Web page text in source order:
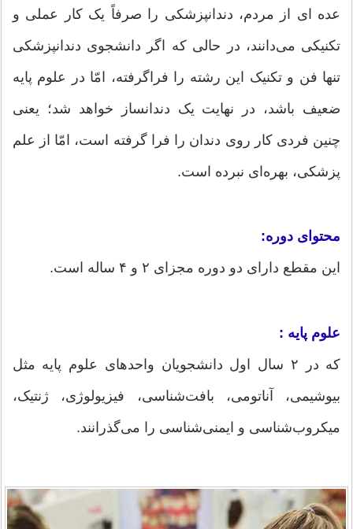
عده ای از مردم، دندانپزشکی را صرفاً یک کار عملی و
تکنیکی می‌دانند، در حالی که اگر دانشجوی دندانپزشکی
تنها فن و تکنیک این رشته را فراگرفته، امّا در علوم پایه
ضعیف باشد، در نهایت یک دندانساز خواهد شد؛ یعنی
چنین فردی کار روی دندان را فرا گرفته است، امّا از علم
پزشکی، بهره‌ای نبرده است.
محتوای دوره:
این مقطع دارای دو دوره مجزای ۲ و ۴ ساله است.
علوم پایه :
که در ۲ سال اول دانشجویان واحدهای علوم پایه مثل
بیوشیمی، آناتومی، بافت‌شناسی، فیزیولوژی، ژنتیک،
میکروب‌شناسی و ایمنی‌شناسی را می‌گذرانند.